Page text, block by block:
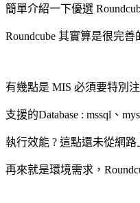
簡單介紹一下優選
Roundcube 其實算是很完
有幾點是 MIS 必須要特別
支援的Database : mssql、
執行效能 ? 這點還未從網
再來就是環境需求，